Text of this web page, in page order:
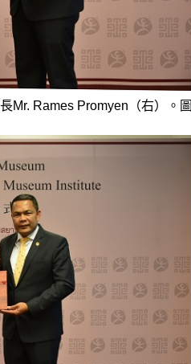
Mr. Rames Promyen（右）。圖